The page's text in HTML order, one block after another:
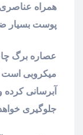
همراه
پوست بسیار
عصاره برگ
میکروبی است
آبرسانی
جلوگیری